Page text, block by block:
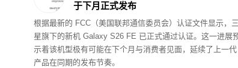
金选项。此外，Google还为其设计了丰富多样且可替换的表
带款式。
于下月正式发布
根据最新的 FCC（美国联邦通信委员会）认证文件显示，三
星旗下的新机 Galaxy S26 FE 已正式通过认证。这一进展
示着该机型极有可能在下个月与消费者见面，延续了上一代
产品在同期的发布节奏。